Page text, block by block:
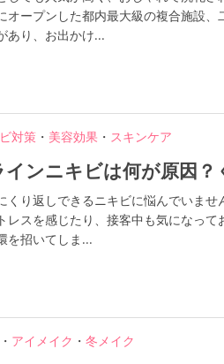
オープンした都内最大級の複合施設
あり、お出かけ...
対策 ・ 美容効果 ・ スキンケア
ンニキビは何が原因
くり返しできるニキビに悩んでいませ
レスを感じたり、接客中も気になって
を招いてしま...
・ アイメイク ・ 冬メイク